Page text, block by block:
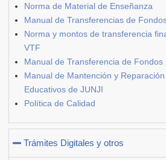
Norma de Material de Enseñanza
Manual de Transferencias de
Norma y montos de transferencia
VTF
Manual de Transferencia de Fondos
Manual de Mantención y
Educativos de JUNJI
Política de Calidad
Trámites Digitales y otros